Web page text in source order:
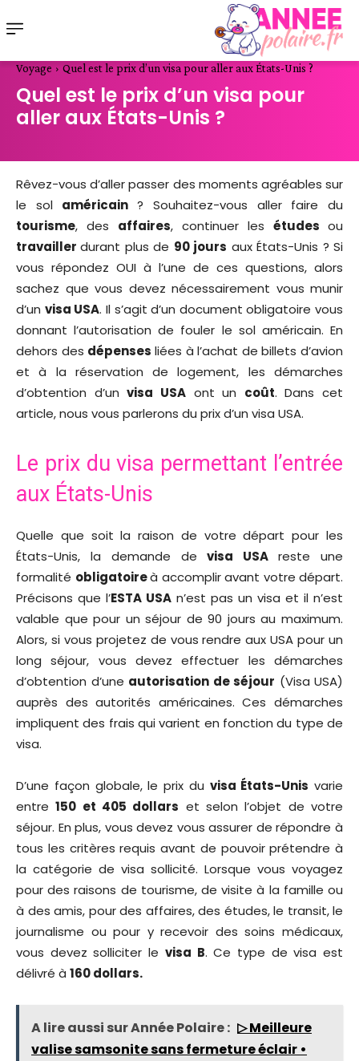
Voyage Quel est le prix d’un visa pour aller aux États-Unis ?
Quel est le prix d’un visa pour
aller aux États-Unis ?
Rêvez-vous d’aller passer des moments agréables sur
le sol américain? Souhaitez-vous aller faire du
tourisme, des affaires, continuer les études ou
travaillerdurant plus de 90 jours aux États-Unis ? Si
vous répondez OUI à l’une de ces questions, alors
sachez que vous devez nécessairement vous munir
d’un visa USA. Il s’agit d’un document obligatoire vous
donnant l’autorisation de fouler le sol américain. En
dehors des dépenses liées à l’achat de billets d’avion
et à la réservation de logement, les démarches
d’obtention d’unvisa USAont un coût. Dans cet
article, nous vous parlerons du prix d’un visa USA.
Le prix du visa permettant l’entrée
aux États-Unis
Quelle que soit la raison de votre départ pour les
États-Unis, la demande devisa USAreste une
formalité obligatoireà accomplir avant votre départ.
Précisons que l’ESTA USA n’est pas un visa et il n’est
valable que pour un séjour de 90 jours au maximum.
Alors, si vous projetez de vous rendre aux USA pour un
long séjour, vous devez effectuer les démarches
d’obtention d’une autorisation de séjour (Visa USA)
auprès des autorités américaines. Ces démarches
impliquent des frais qui varient en fonction du type de
visa.
D’une façon globale, le prix du visa États-Unis varie
entre150 et 405 dollars et selon l’objet de votre
séjour. En plus, vous devez vous assurer de répondre à
tous les critères requis avant de pouvoir prétendre à
la catégorie de visa sollicité. Lorsque vous voyagez
pour des raisons de tourisme, de visite à la famille ou
à des amis, pour des affaires, des études, le transit, le
journalisme ou pour y recevoir des soins médicaux,
vous devez solliciter le visa B. Ce type de visa est
délivré à 160 dollars.
A lire aussi sur Année Polaire : ▷ Meilleure
valise samsonite sans fermeture éclair •